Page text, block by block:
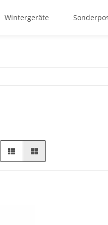
Wintergeräte